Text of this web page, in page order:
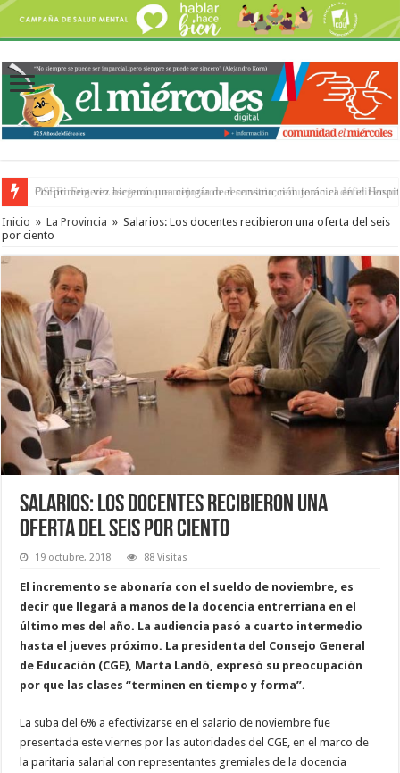
Por primera vez hicieron una cirugía de reconstrucción torácica en el
Inicio » La Provincia » Salarios: Los docentes recibieron una oferta del seis
por ciento
Salarios: Los docentes recibieron una
oferta del seis por ciento
19 octubre, 2018 88 Visitas
El incremento se abonaría con el sueldo de noviembre, es
decir que llegará a manos de la docencia entrerriana en el
último mes del año. La audiencia pasó a cuarto intermedio
hasta el jueves próximo. La presidenta del Consejo General
de Educación (CGE), Marta Landó, expresó su preocupación
por que las clases “terminen en tiempo y forma”.
La suba del 6% a efectivizarse en el salario de noviembre fue
presentada este viernes por las autoridades del CGE, en el marco de
la paritaria salarial con representantes gremiales de la docencia